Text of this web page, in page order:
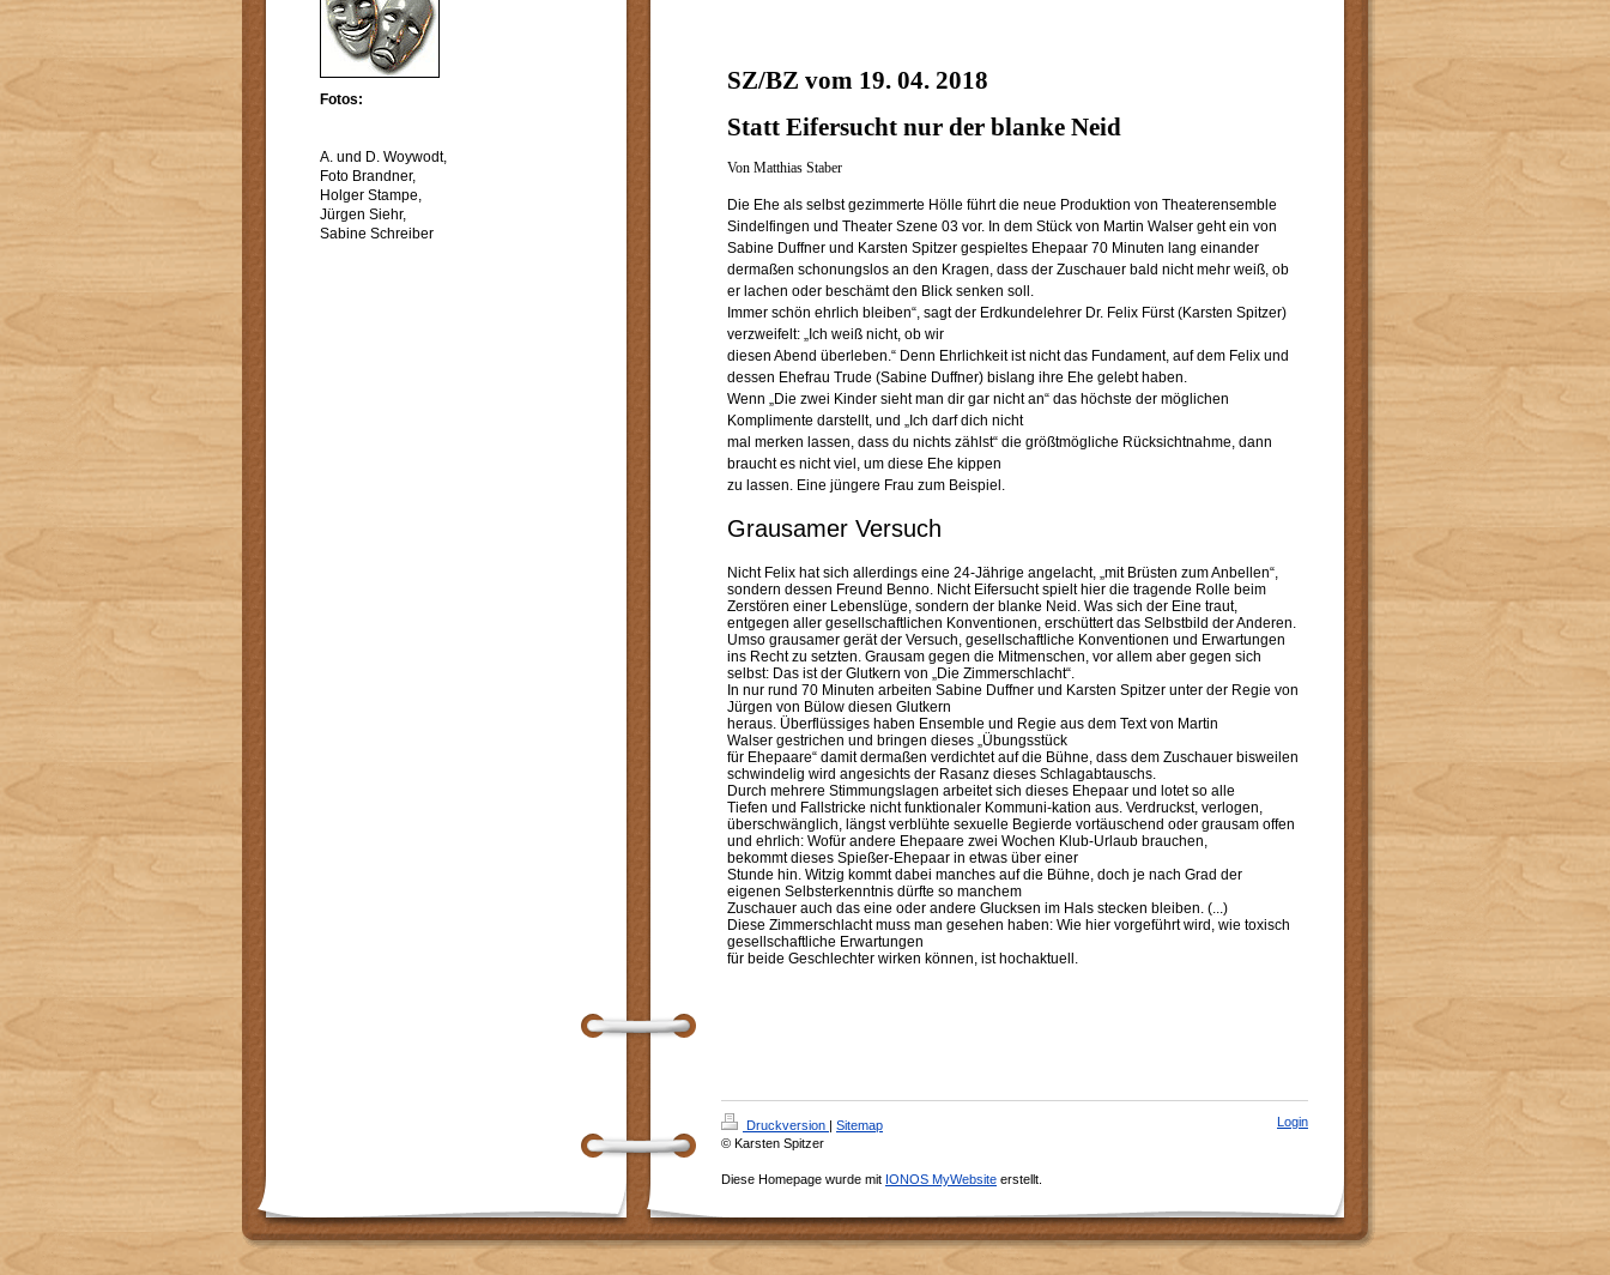
SZ/BZ vom 19. 04. 2018
Statt Eifersucht nur der blanke Neid
Von Matthias Staber
Die Ehe als selbst gezimmerte Hölle führt die neue Produktion von Theaterensemble
Sindelfingen und Theater Szene 03 vor. In dem Stück von Martin Walser geht ein von
Sabine Duffner und Karsten Spitzer gespieltes Ehepaar 70 Minuten lang einander
dermaßen schonungslos an den Kragen, dass der Zuschauer bald nicht mehr weiß, ob
er lachen oder beschämt den Blick senken soll.
Immer schön ehrlich bleiben“, sagt der Erdkundelehrer Dr. Felix Fürst (Karsten Spitzer)
verzweifelt: „Ich weiß nicht, ob wir
diesen Abend überleben.“ Denn Ehrlichkeit ist nicht das Fundament, auf dem Felix und
dessen Ehefrau Trude (Sabine Duffner) bislang ihre Ehe gelebt haben.
Wenn „Die zwei Kinder sieht man dir gar nicht an“ das höchste der möglichen
Komplimente darstellt, und „Ich darf dich nicht
mal merken lassen, dass du nichts zählst“ die größtmögliche Rücksichtnahme, dann
braucht es nicht viel, um diese Ehe kippen
zu lassen. Eine jüngere Frau zum Beispiel.
Grausamer Versuch
Nicht Felix hat sich allerdings eine 24-Jährige angelacht, „mit Brüsten zum Anbellen“,
sondern dessen Freund Benno. Nicht Eifersucht spielt hier die tragende Rolle beim
Zerstören einer Lebenslüge, sondern der blanke Neid. Was sich der Eine traut,
entgegen aller gesellschaftlichen Konventionen, erschüttert das Selbstbild der Anderen.
Umso grausamer gerät der Versuch, gesellschaftliche Konventionen und Erwartungen
ins Recht zu setzten. Grausam gegen die Mitmenschen, vor allem aber gegen sich
selbst: Das ist der Glutkern von „Die Zimmerschlacht“.
In nur rund 70 Minuten arbeiten Sabine Duffner und Karsten Spitzer unter der Regie von
Jürgen von Bülow diesen Glutkern
heraus. Überflüssiges haben Ensemble und Regie aus dem Text von Martin
Walser gestrichen und bringen dieses „Übungsstück
für Ehepaare“ damit dermaßen verdichtet auf die Bühne, dass dem Zuschauer bisweilen
schwindelig wird angesichts der Rasanz dieses Schlagabtauschs.
Durch mehrere Stimmungslagen arbeitet sich dieses Ehepaar und lotet so alle
Tiefen und Fallstricke nicht funktionaler Kommuni-kation aus. Verdruckst, verlogen,
überschwänglich, längst verblühte sexuelle Begierde vortäuschend oder grausam offen
und ehrlich: Wofür andere Ehepaare zwei Wochen Klub-Urlaub brauchen,
bekommt dieses Spießer-Ehepaar in etwas über einer
Stunde hin. Witzig kommt dabei manches auf die Bühne, doch je nach Grad der
eigenen Selbsterkenntnis dürfte so manchem
Zuschauer auch das eine oder andere Glucksen im Hals stecken bleiben. (...)
Diese Zimmerschlacht muss man gesehen haben: Wie hier vorgeführt wird, wie toxisch
gesellschaftliche Erwartungen
für beide Geschlechter wirken können, ist hochaktuell.
Fotos:
A. und D. Woywodt,
Foto Brandner,
Holger Stampe,
Jürgen Siehr,
Sabine Schreiber
Druckversion | Sitemap
© Karsten Spitzer
Diese Homepage wurde mit IONOS MyWebsite erstellt.
Login